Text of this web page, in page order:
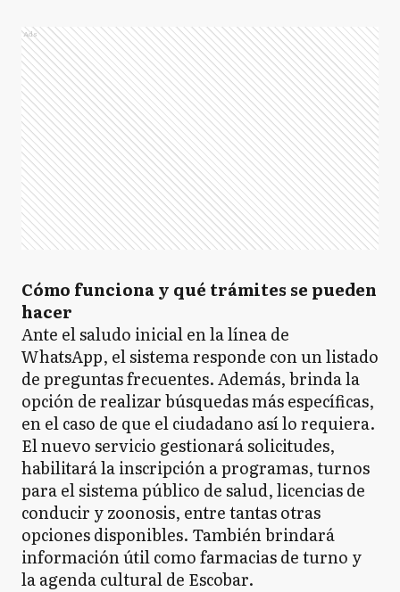
Ads
Cómo funciona y qué trámites se pueden
hacer
Ante el saludo inicial en la línea de
WhatsApp, el sistema responde con un listado
de preguntas frecuentes. Además, brinda la
opción de realizar búsquedas más específicas,
en el caso de que el ciudadano así lo requiera.
El nuevo servicio gestionará solicitudes,
habilitará la inscripción a programas, turnos
para el sistema público de salud, licencias de
conducir y zoonosis, entre tantas otras
opciones disponibles. También brindará
información útil como farmacias de turno y
la agenda cultural de Escobar.